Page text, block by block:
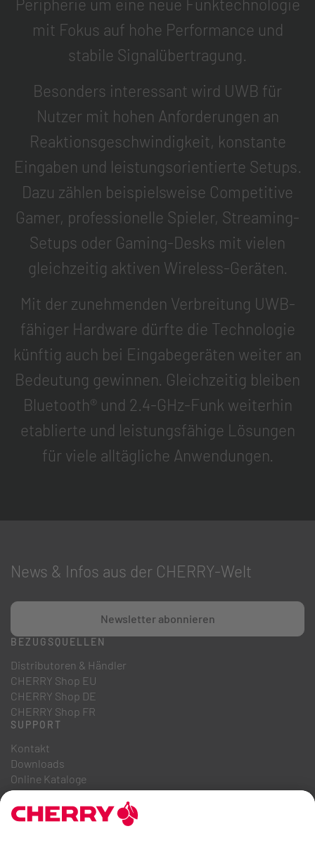
Peripherie um eine neue Funktechnologie
mit Fokus auf hohe Performance und
stabile Signalübertragung.
Besonders interessant wird UWB für
Nutzer mit hohen Anforderungen an
Reaktionsgeschwindigkeit, konstante
Eingaben und leistungsorientierte Setups.
Dazu zählen beispielsweise Competitive
Gamer, professionelle Spieler, Streaming-
Setups oder Gaming-Desks mit vielen
gleichzeitig aktiven Wireless-Geräten.
Mit der zunehmenden Verbreitung UWB-
fähiger Hardware dürfte die Technologie
künftig auch bei Eingabegeräten weiter an
Bedeutung gewinnen. Gleichzeitig bleiben
Bluetooth® und 2.4-GHz-Funk weiterhin
etablierte und leistungsfähige Lösungen
für viele alltägliche Anwendungen.
News & Infos aus der CHERRY-Welt
Newsletter abonnieren
BEZUGSQUELLEN
Distributoren & Händler
CHERRY Shop EU
CHERRY Shop DE
CHERRY Shop FR
SUPPORT
Kontakt
Downloads
Online Kataloge
FAQ
ÜBER UNS